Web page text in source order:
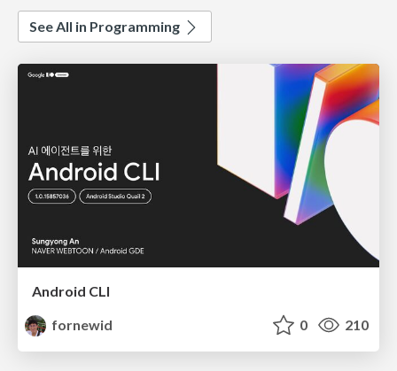
See All in Programming
Android CLI
fornewid
0 210